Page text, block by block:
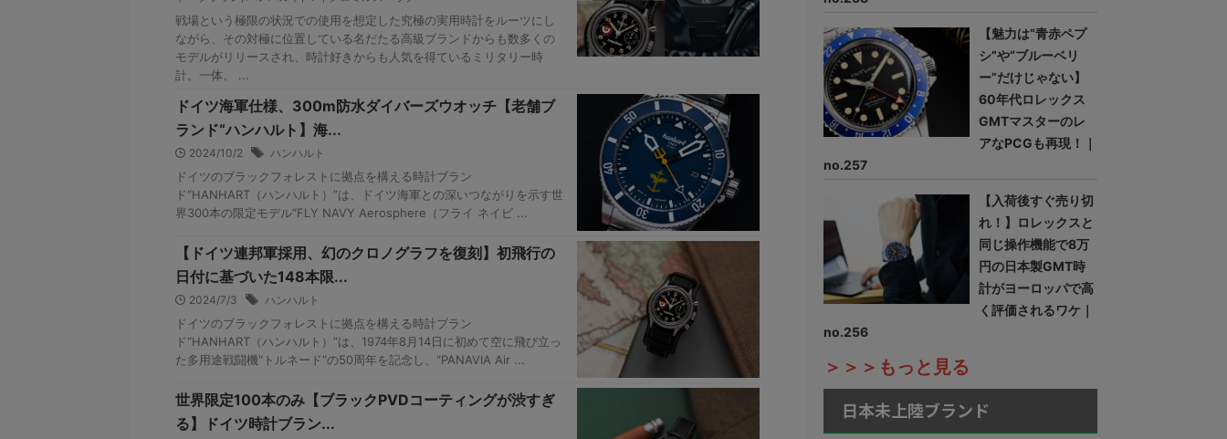
戦場という極限の状況での使用を想定した究極の実用時計をルーツにし
ながら、その対極に位置している名だたる高級ブランドからも数多くの
モデルがリリースされ、時計好きからも人気を得ているミリタリー時
計。一体、 ...
ドイツ海軍仕様、300m防水ダイバーズウオッチ【老舗ブ
ランド“ハンハルト】海...
2024/10/2 ハンハルト
ドイツのブラックフォレストに拠点を構える時計ブラン
ド“HANHART（ハンハルト）”は、ドイツ海軍との深いつながりを示す世
界300本の限定モデル“FLY NAVY Aerosphere（フライ ネイビ ...
【ドイツ連邦軍採用、幻のクロノグラフを復刻】初飛行の
日付に基づいた148本限...
2024/7/3 ハンハルト
ドイツのブラックフォレストに拠点を構える時計ブラン
ド“HANHART（ハンハルト）”は、1974年8月14日に初めて空に飛び立っ
た多用途戦闘機“トルネード”の50周年を記念し、“PANAVIA Air ...
世界限定100本のみ【ブラックPVDコーティングが渋すぎ
る】ドイツ時計ブラン...
【魅力は“青赤ペプ
シ”や“ブルーベリ
ー”だけじゃない】
60年代ロレックス
GMTマスターのレ
アなPCGも再現！｜
no.257
【入荷後すぐ売り切
れ！】ロレックスと
同じ操作機能で8万
円の日本製GMT時
計がヨーロッパで高
く評価されるワケ｜
no.256
＞＞＞もっと見る
日本未上陸ブランド